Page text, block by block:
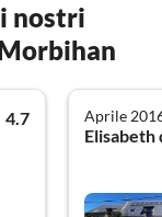
nostri
4.7 Aprile
Elisabeth